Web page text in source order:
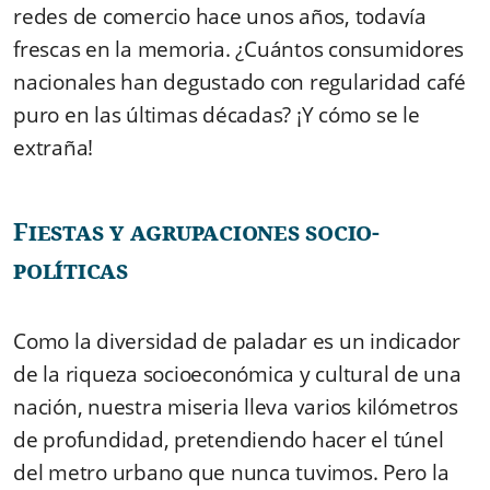
redes de comercio hace unos años, todavía
frescas en la memoria. ¿Cuántos consumidores
nacionales han degustado con regularidad café
puro en las últimas décadas? ¡Y cómo se le
extraña!
Fiestas y agrupaciones socio-
políticas
Como la diversidad de paladar es un indicador
de la riqueza socioeconómica y cultural de una
nación, nuestra miseria lleva varios kilómetros
de profundidad, pretendiendo hacer el túnel
del metro urbano que nunca tuvimos. Pero la